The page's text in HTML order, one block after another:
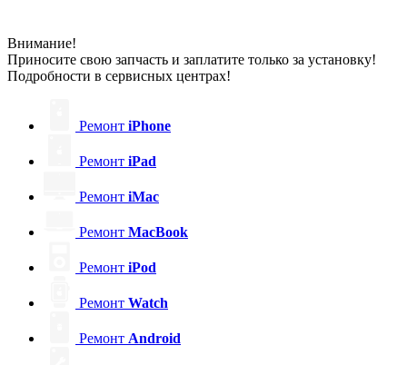
Внимание!
Приносите свою запчасть и заплатите только за установку!
Подробности в сервисных центрах!
Ремонт iPhone
Ремонт iPad
Ремонт iMac
Ремонт MacBook
Ремонт iPod
Ремонт Watch
Ремонт Android